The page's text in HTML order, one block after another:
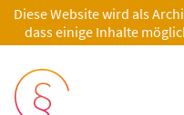
Diese Website wird als
dass einige Inhalte